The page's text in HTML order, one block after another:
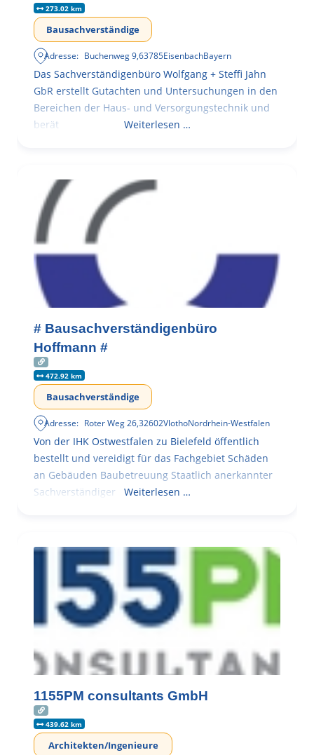
273.02 km
Bausachverständige
Adresse: Buchenweg 9,63785EisenbachBayern
Das Sachverständigenbüro Wolfgang + Steffi Jahn
GbR erstellt Gutachten und Untersuchungen in den
Bereichen der Haus- und Versorgungstechnik und
berät
Weiterlesen …
# Bausachverständigenbüro
Hoffmann #
472.92 km
Bausachverständige
Adresse: Roter Weg 26,32602VlothoNordrhein-Westfalen
Von der IHK Ostwestfalen zu Bielefeld öffentlich
bestellt und vereidigt für das Fachgebiet Schäden
an Gebäuden Baubetreuung Staatlich anerkannter
Sachverständiger
Weiterlesen …
1155PM consultants GmbH
439.62 km
Architekten/Ingenieure